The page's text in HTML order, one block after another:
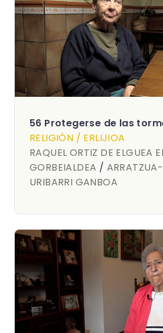
56 Protegerse de las
RELIGIÓN / ERLIJIOA
RAQUEL ORTIZ DE ELGUEA
GORBEIALDEA /
URIBARRI GANBOA